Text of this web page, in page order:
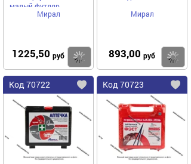
малый футляр
Мирал
1225,50 руб Купить
Мирал
893,00 руб
Код 70722
Добавить
избранное
Код 70723